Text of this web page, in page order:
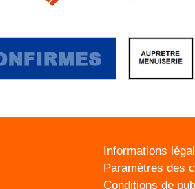
Informations
Paramètres des
Conditions de